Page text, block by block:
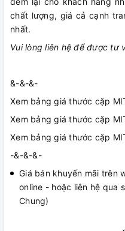
chất lượng, giá cả cạnh
nhất.
Vui lòng liên hệ để được tư
&-&-&-
Xem bảng giá thước cặp
Xem bảng giá thước cặp
Xem bảng giá thước cặp
-&-&-&-
Giá bán khuyến mãi trên
online - hoặc liên hệ qua
Chung)